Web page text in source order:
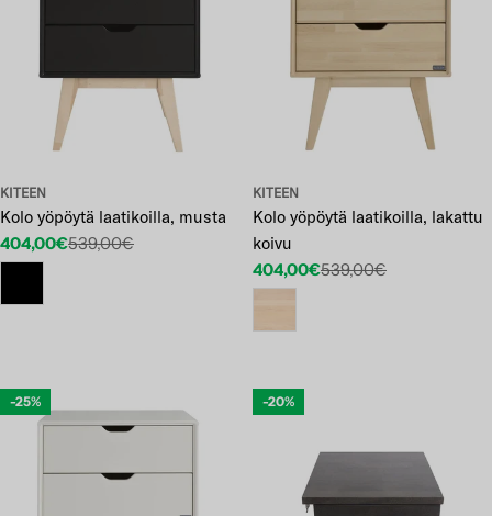
KITEEN
Kolo yöpöytä laatikoilla, musta
Etuhinta
404,00€
Normaalihinta
539,00€
KITEEN
Kolo yöpöytä laatikoilla, lakattu
koivu
Etuhinta
404,00€
Normaalihinta
539,00€
-25% -20%